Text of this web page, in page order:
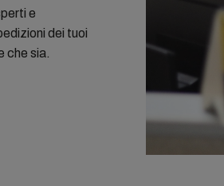
e
dei tuoi
che sia.